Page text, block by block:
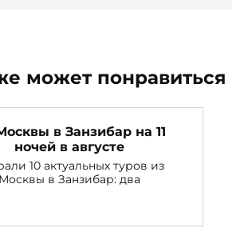
может понравиться
в Занзибар на 11
ночей в августе
10 актуальных туров из
Москвы в Занзибар: два